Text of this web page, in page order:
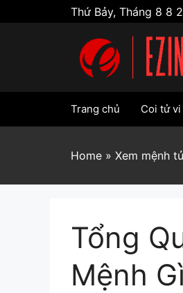
to
Thứ Bảy, Tháng 8 8
Trang chủ Coi tử vi
Home » Xem mệnh
Tổng
Mệnh